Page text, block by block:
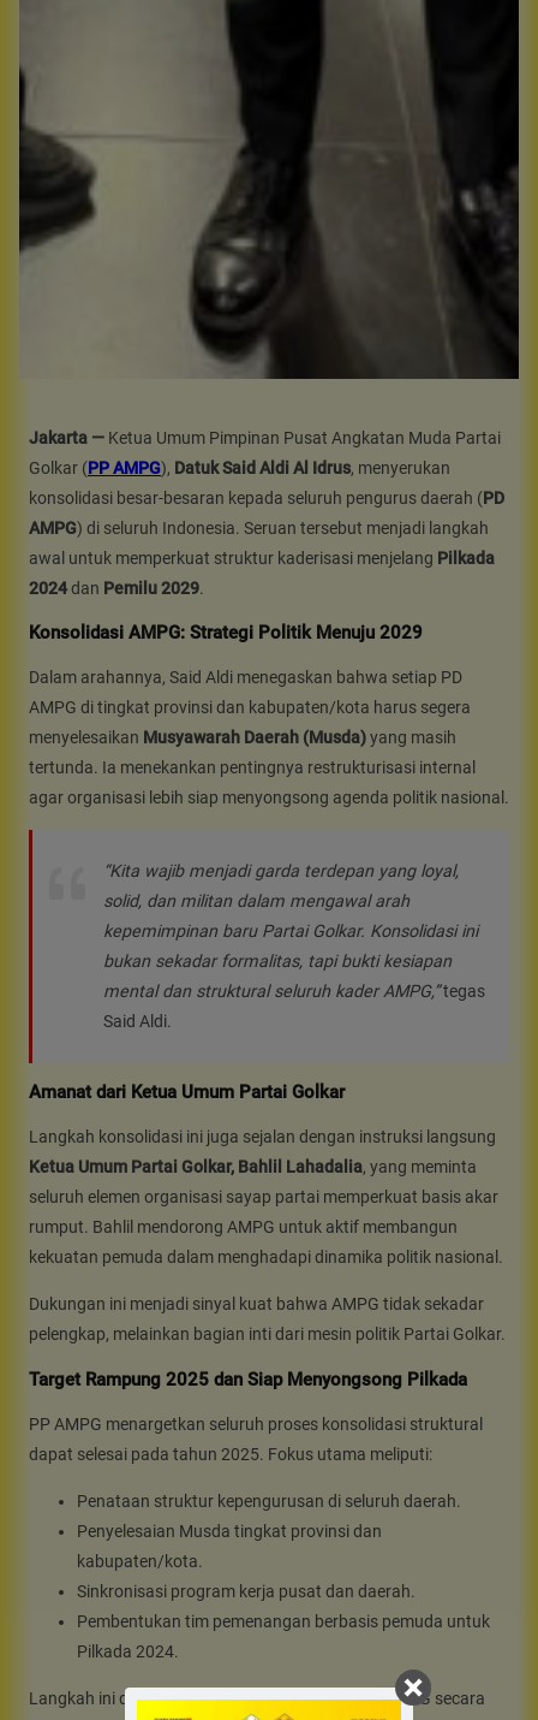
Jakarta — Ketua Umum Pimpinan Pusat Angkatan Muda Partai
Golkar (PP AMPG), Datuk Said Aldi Al Idrus, menyerukan
konsolidasi besar-besaran kepada seluruh pengurus daerah (PD
AMPG) di seluruh Indonesia. Seruan tersebut menjadi langkah
awal untuk memperkuat struktur kaderisasi menjelang Pilkada
2024dan Pemilu 2029.
Konsolidasi AMPG: Strategi Politik Menuju 2029
Dalam arahannya, Said Aldi menegaskan bahwa setiap PD
AMPG di tingkat provinsi dan kabupaten/kota harus segera
menyelesaikan Musyawarah Daerah (Musda)yang masih
tertunda. Ia menekankan pentingnya restrukturisasi internal
agar organisasi lebih siap menyongsong agenda politik nasional.
“Kita wajib menjadi garda terdepan yang loyal,
solid, dan militan dalam mengawal arah
kepemimpinan baru Partai Golkar. Konsolidasi ini
bukan sekadar formalitas, tapi bukti kesiapan
mental dan struktural seluruh kader AMPG,”tegas
Said Aldi.
Amanat dari Ketua Umum Partai Golkar
Langkah konsolidasi ini juga sejalan dengan instruksi langsung
Ketua Umum Partai Golkar, Bahlil Lahadalia, yang meminta
seluruh elemen organisasi sayap partai memperkuat basis akar
rumput. Bahlil mendorong AMPG untuk aktif membangun
kekuatan pemuda dalam menghadapi dinamika politik nasional.
Dukungan ini menjadi sinyal kuat bahwa AMPG tidak sekadar
pelengkap, melainkan bagian inti dari mesin politik Partai Golkar.
Target Rampung 2025 dan Siap Menyongsong Pilkada
PP AMPG menargetkan seluruh proses konsolidasi struktural
dapat selesai pada tahun 2025. Fokus utama meliputi:
Penataan struktur kepengurusan di seluruh daerah.
Penyelesaian Musda tingkat provinsi dan
kabupaten/kota.
Sinkronisasi program kerja pusat dan daerah.
Pembentukan tim pemenangan berbasis pemuda untuk
Pilkada 2024.
Langkah ini diyakini akan memperkuat jaringan AMPG secara